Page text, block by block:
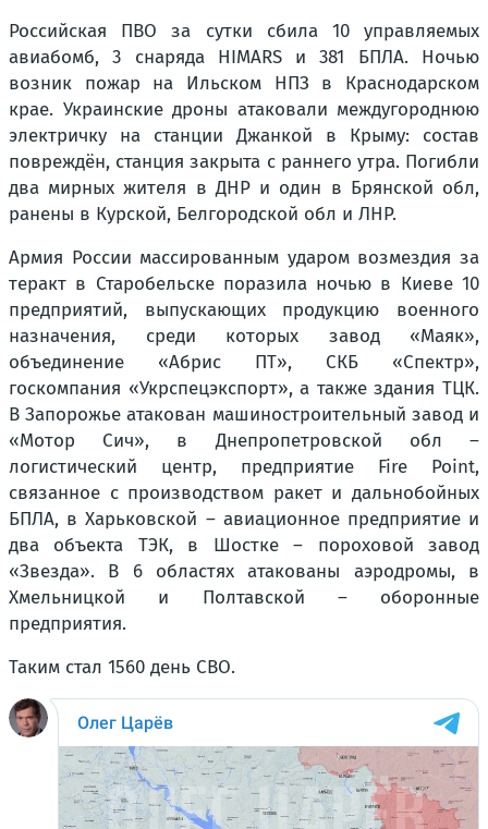
Российская ПВО за сутки сбила 10 управляемых
авиабомб, 3 снаряда HIMARS и 381 БПЛА. Ночью
возник пожар на Ильском НПЗ в Краснодарском
крае. Украинские дроны атаковали междугороднюю
электричку на станции Джанкой в Крыму: состав
повреждён, станция закрыта с раннего утра. Погибли
два мирных жителя в ДНР и один в Брянской обл,
ранены в Курской, Белгородской обл и ЛНР.
Армия России массированным ударом возмездия за
теракт в Старобельске поразила ночью в Киеве 10
предприятий, выпускающих продукцию военного
назначения, среди которых завод «Маяк»,
объединение «Абрис ПТ», СКБ «Спектр»,
госкомпания «Укрспецэкспорт», а также здания ТЦК.
В Запорожье атакован машиностроительный завод и
«Мотор Сич», в Днепропетровской обл –
логистический центр, предприятие Fire Point,
связанное с производством ракет и дальнобойных
БПЛА, в Харьковской – авиационное предприятие и
два объекта ТЭК, в Шостке – пороховой завод
«Звезда». В 6 областях атакованы аэродромы, в
Хмельницкой и Полтавской – оборонные
предприятия.
Таким стал 1560 день СВО.